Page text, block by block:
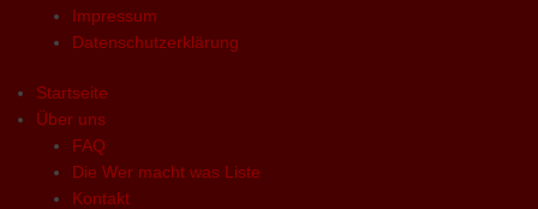
Impressum
Datenschutzerklärung
Startseite
Über uns
FAQ
Die Wer macht was Liste
Kontakt